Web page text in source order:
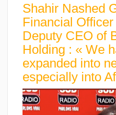
Shahir Nashed
Financial
Deputy CEO of
Holding : « We
expanded into
especially into